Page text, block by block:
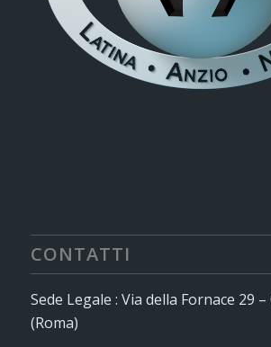
CONTATTI
Sede Legale : Via della Fornace 29
(Roma)